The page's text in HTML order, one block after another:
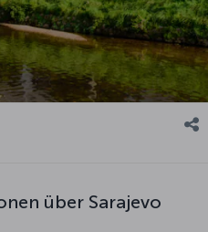
über Sarajevo